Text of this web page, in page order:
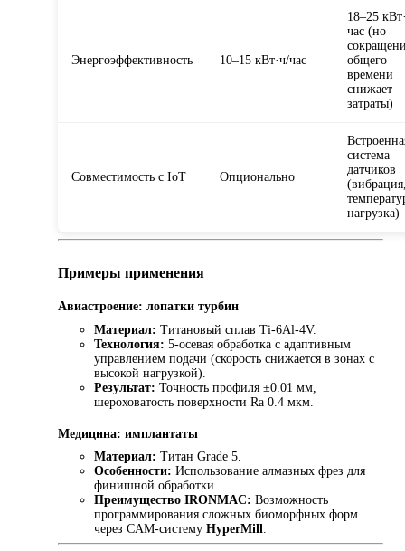
Энергоэффективность 10–15 кВт·ч/час
18–25
час (но
общего
времени
снижает
затраты)
Совместимость с IoT Опционально
система
датчиков
нагрузка)
Примеры применения
Авиастроение: лопатки турбин
Материал: Титановый сплав Ti-6Al-4V.
Технология: 5-осевая обработка с адаптивным
управлением подачи (скорость снижается в зонах с
высокой нагрузкой).
Результат: Точность профиля ±0.01 мм,
шероховатость поверхности Ra 0.4 мкм.
Медицина: имплантаты
Материал: Титан Grade 5.
Особенности: Использование алмазных фрез для
финишной обработки.
Преимущество IRONMAC: Возможность
программирования сложных биоморфных форм
через CAM-систему HyperMill.